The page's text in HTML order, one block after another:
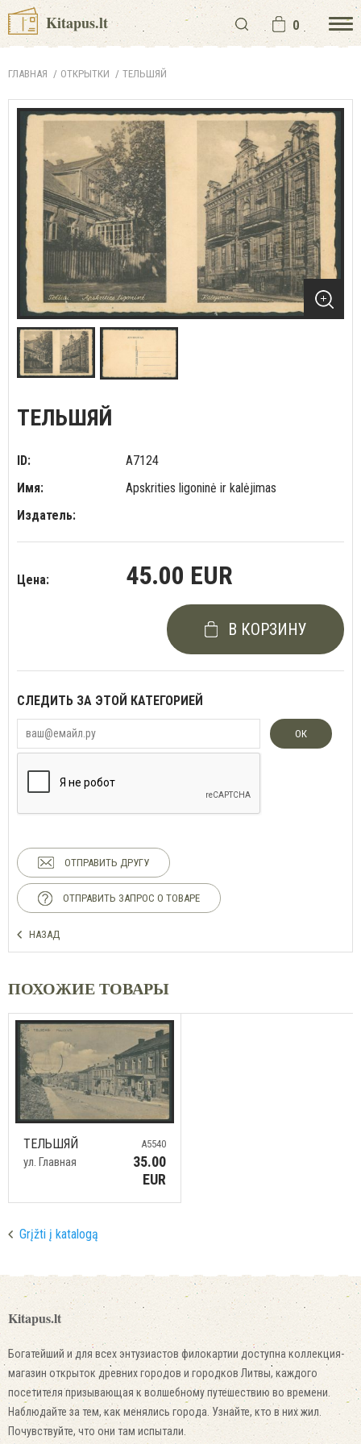
Kitapus.lt 0
ГЛАВНАЯ ОТКРЫТКИ ТЕЛЬШЯЙ
ТЕЛЬШЯЙ
ID:
A7124
Имя:
Apskrities ligoninė ir kalėjimas
Издатель:
Цена: 45.00 EUR
В КОРЗИНУ
СЛЕДИТЬ ЗА ЭТОЙ КАТЕГОРИЕЙ
ОК
ОТПРАВИТЬ ДРУГУ
ОТПРАВИТЬ ЗАПРОС О ТОВАРЕ
НАЗАД
ПОХОЖИЕ ТОВАРЫ
ТЕЛЬШЯЙ
ул. Главная
A5540
35.00
EUR
Grįžti į katalogą
Kitapus.lt
Богатейший и для всех энтузиастов филокартии доступна коллекция-
магазин открыток древних городов и городков Литвы, каждого
посетителя призывающая к волшебному путешествию во времени.
Наблюдайте за тем, как менялись города. Узнайте, кто в них жил.
Почувствуйте, что они там испытали.